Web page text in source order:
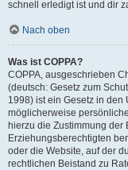
schnell erledigt ist und dir
Nach oben
Was ist COPPA?
COPPA, ausgeschrieben
(deutsch: Gesetz zum
1998) ist ein Gesetz in den
möglicherweise
hierzu die Zustimmung
Erziehungsberechtigten
oder die Website, auf der
rechtlichen Beistand zu